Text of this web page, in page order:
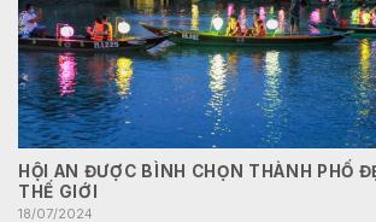
HỘI AN ĐƯỢC BÌNH CHỌN THÀNH PHỐ
THẾ GIỚI
18/07/2024